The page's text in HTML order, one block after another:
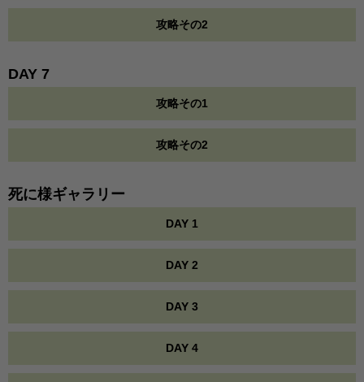
攻略その2
DAY 7
攻略その1
攻略その2
死に様ギャラリー
DAY 1
DAY 2
DAY 3
DAY 4